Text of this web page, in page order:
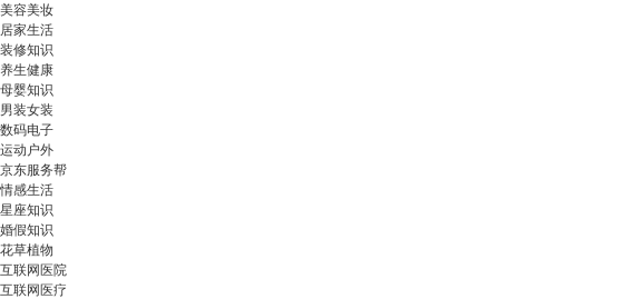
美容美妆
居家生活
装修知识
养生健康
母婴知识
男装女装
数码电子
运动户外
京东服务帮
情感生活
星座知识
婚假知识
花草植物
互联网医院
互联网医疗